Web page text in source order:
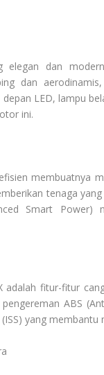
elegan dan
dan
LED, lampu
ini.
membuatnya
tenaga
Smart Power)
fitur-fitur
ABS
yang